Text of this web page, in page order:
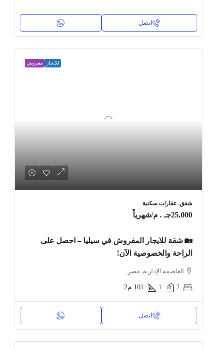
اتصل
للإيجار مفروش
شقق, عقارات سكنية
25,000جـ . م /شهرياً
🏡 شقة للايجار المفروش في سيليا – احصل على
الراحة والخصوصية الآن!
العاصمة الإدارية, مصر
2
1
101 م2
اتصل